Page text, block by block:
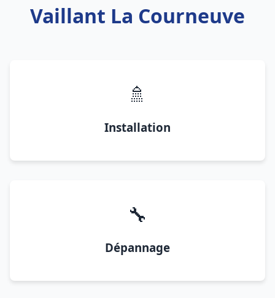
Vaillant La Courneuve
🚿
Installation
🔧
Dépannage